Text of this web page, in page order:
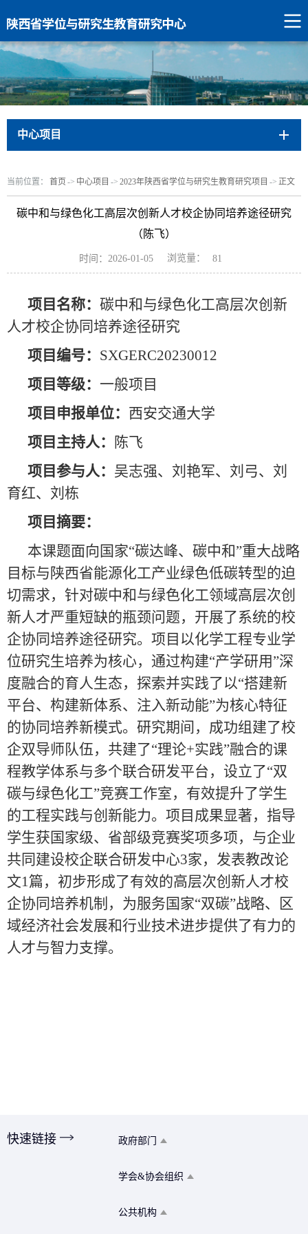
中心项目
当前位置： 首页 -> 中心项目 -> 2023年陕西省学位与研究生教育研究项目 -> 正文
碳中和与绿色化工高层次创新人才校企协同培养途径研究
（陈飞）
时间：2026-01-05 浏览量： 81
项目名称： 碳中和与绿色化工高层次创新
人才校企协同培养途径研究
项目编号： SXGERC20230012
项目等级： 一般项目
项目申报单位： 西安交通大学
项目主持人：
陈飞
项目参与人： 吴志强、刘艳军、刘弓、刘
育红、刘栋
项目摘要：
本课题面向国家“碳达峰、碳中和”重大战略
目标与陕西省能源化工产业绿色低碳转型的迫
切需求，针对碳中和与绿色化工领域高层次创
新人才严重短缺的瓶颈问题，开展了系统的校
企协同培养途径研究。项目以化学工程专业学
位研究生培养为核心，通过构建“产学研用”深
度融合的育人生态，探索并实践了以“搭建新
平台、构建新体系、注入新动能”为核心特征
的协同培养新模式。研究期间，成功组建了校
企双导师队伍，共建了“理论+实践”融合的课
程教学体系与多个联合研发平台，设立了“双
碳与绿色化工”竞赛工作室，有效提升了学生
的工程实践与创新能力。项目成果显著，指导
学生获国家级、省部级竞赛奖项多项，与企业
共同建设校企联合研发中心3家，发表教改论
文1篇，初步形成了有效的高层次创新人才校
企协同培养机制，为服务国家“双碳”战略、区
域经济社会发展和行业技术进步提供了有力的
人才与智力支撑。
快速链接 政府部门
学会&协会组织
公共机构